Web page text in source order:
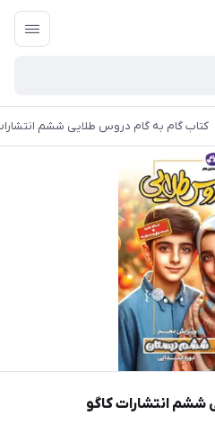
کتاب گام به گام دروس طلایی ششم
ششم انتشارات کاگو